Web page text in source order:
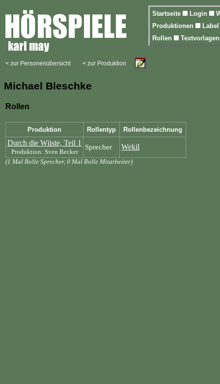
Startseite Login
Produktionen
Rollen
< zur Personenübersicht < zur Produktion
Michael Bleschke
Rollen
Produktion Rollentyp Rollenbezeichnung
Durch die Wüste, Teil 1
Produktion: Sven Becker
Sprecher Wekil
(1 Mal Rolle Sprecher, 0 Mal Rolle Mitarbeiter)